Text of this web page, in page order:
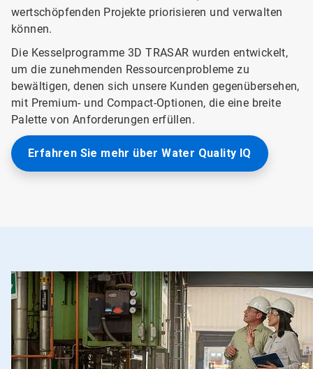
wertschöpfenden Projekte priorisieren und verwalten
können.
Die Kesselprogramme 3D TRASAR wurden entwickelt,
um die zunehmenden Ressourcenprobleme zu
bewältigen, denen sich unsere Kunden gegenübersehen,
mit Premium- und Compact-Optionen, die eine breite
Palette von Anforderungen erfüllen.
Erfahren Sie mehr über Water Quality IQ